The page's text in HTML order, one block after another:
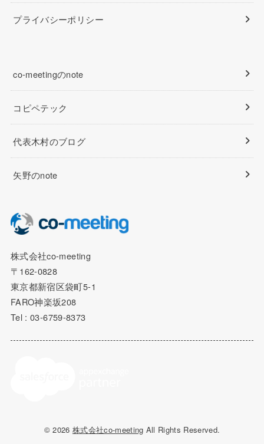
プライバシーポリシー
co-meetingのnote
コピペテック
代表木村のブログ
矢野のnote
株式会社co-meeting
〒162-0828
東京都新宿区袋町5-1
FARO神楽坂208
Tel : 03-6759-8373
© 2026 株式会社co-meeting All Rights Reserved.